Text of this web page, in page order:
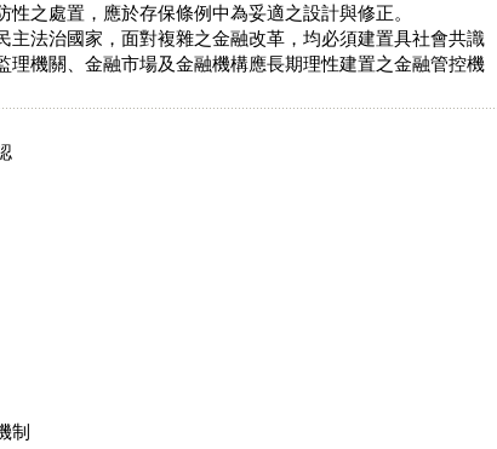
之處置，應於存保條例中為妥適之設計與修正。
法治國家，面對複雜之金融改革，均必須建置具社會共識
機關、金融市場及金融機構應長期理性建置之金融管控機
制